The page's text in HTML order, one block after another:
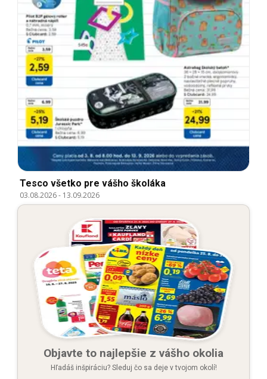
Tesco všetko pre vášho školáka
03.08.2026- 13.09.2026
Objavte to najlepšie z vášho okolia
Hľadáš inšpiráciu? Sleduj čo sa deje v tvojom okolí!